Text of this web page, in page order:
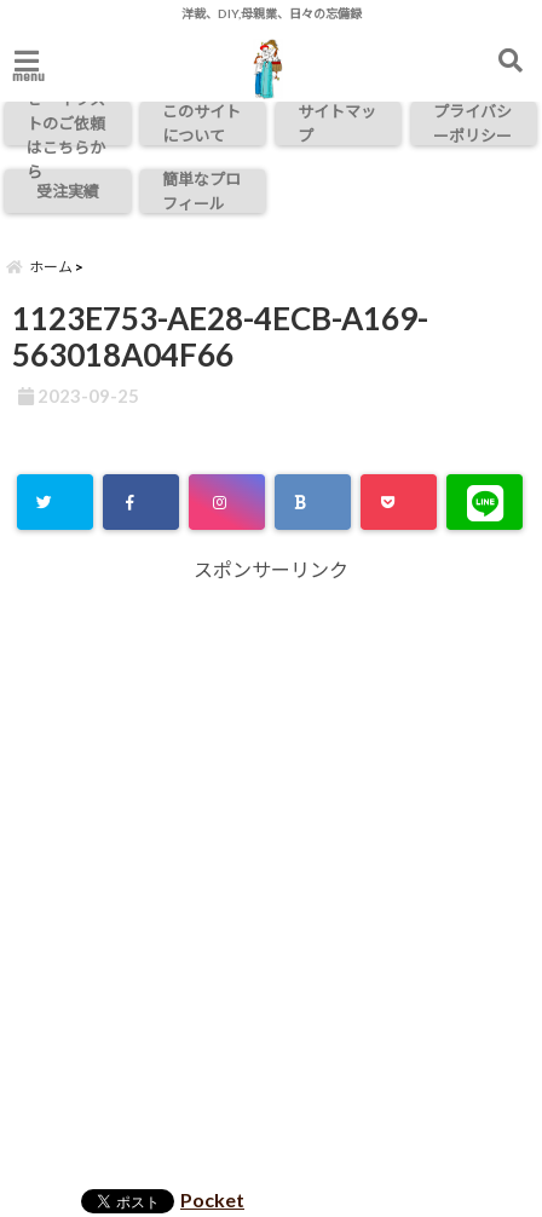
洋裁、DIY,母親業、日々の忘備録
menuお問い合わ
せ・イラス
トのご依頼
はこちらか
ら
このサイト
について
サイトマッ
プ
プライバシ
ーポリシー
受注実績
簡単なプロ
フィール
ホーム
1123E753-AE28-4ECB-A169-
563018A04F66
2023-09-25
スポンサーリンク
Pocket